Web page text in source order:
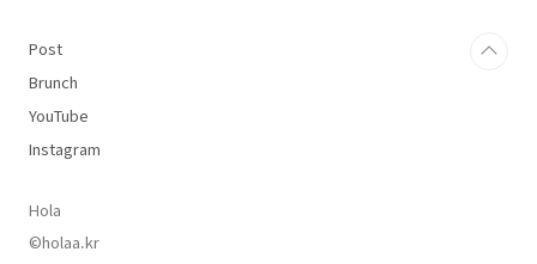
Post
Brunch
YouTube
Instagram
Hola
©holaa.kr